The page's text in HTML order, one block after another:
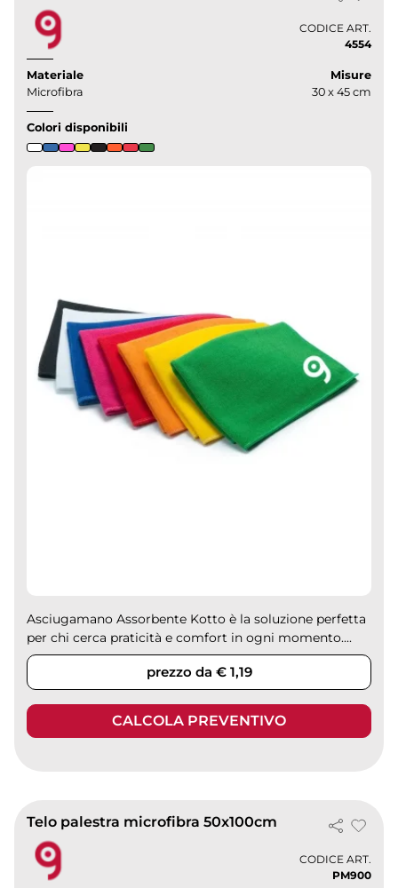
CODICE ART.
4554
Materiale
Microfibra
Misure
30 x 45 cm
Colori disponibili
Asciugamano Assorbente Kotto è la soluzione perfetta
per chi cerca praticità e comfort in ogni momento....
prezzo da € 1,19
CALCOLA PREVENTIVO
Telo palestra microfibra 50x100cm
CODICE ART.
PM900